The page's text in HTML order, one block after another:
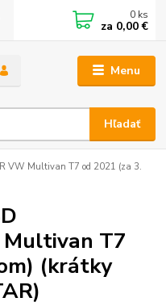
Menu
Hľadať
0 ks
za 0,00 €
VW Multivan T7 od 2021 (za 3.
Multivan T7
(krátky